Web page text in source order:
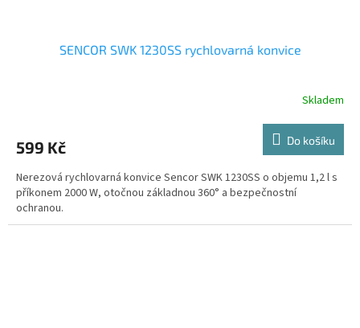
SENCOR SWK 1230SS rychlovarná konvice
Skladem
599 Kč Do košíku
Nerezová rychlovarná konvice Sencor SWK 1230SS o objemu 1,2 l s
příkonem 2000 W, otočnou základnou 360° a bezpečnostní
ochranou.